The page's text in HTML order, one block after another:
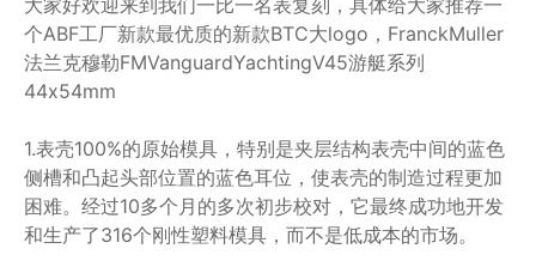
大家好欢迎来到我们一比一名表复刻，具体给大家推荐一
个ABF工厂新款最优质的新款BTC大logo，FranckMuller
法兰克穆勒FMVanguardYachtingV45游艇系列
44x54mm
1.表壳100%的原始模具，特别是夹层结构表壳中间的蓝色
侧槽和凸起头部位置的蓝色耳位，使表壳的制造过程更加
困难。经过10多个月的多次初步校对，它最终成功地开发
和生产了316个刚性塑料模具，而不是低成本的市场。